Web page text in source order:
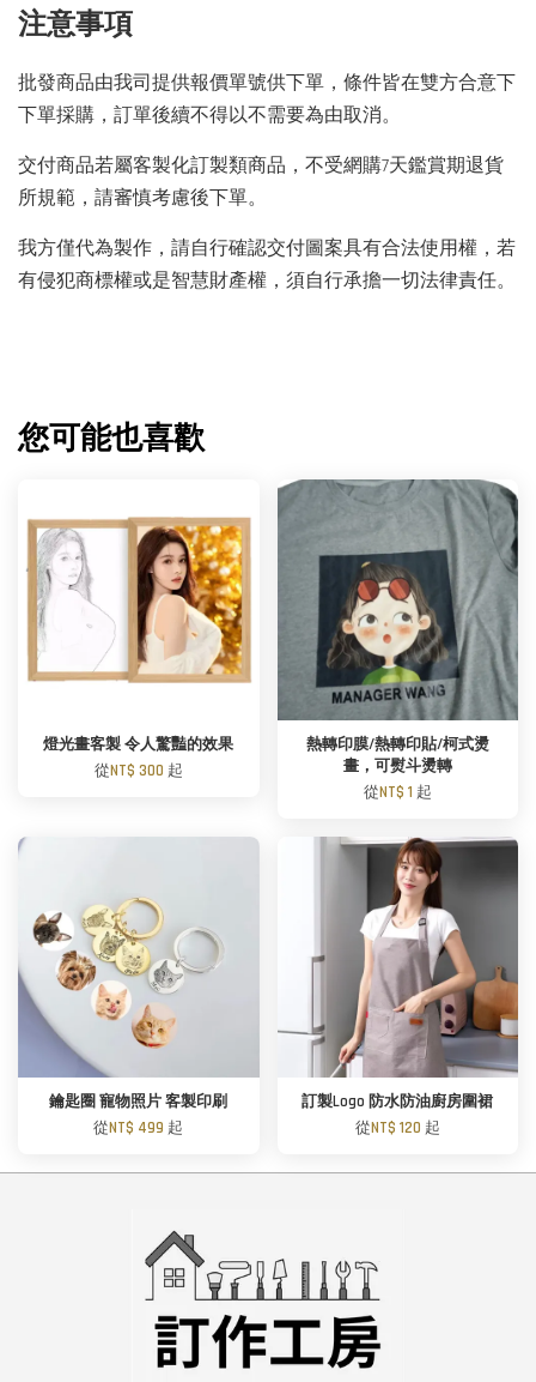
注意事項
批發商品由我司提供報價單號供下單，條件皆在雙方合意下
下單採購，訂單後續不得以不需要為由取消。
交付商品若屬客製化訂製類商品，不受網購7天鑑賞期退貨
所規範，請審慎考慮後下單。
我方僅代為製作，請自行確認交付圖案具有合法使用權，若
有侵犯商標權或是智慧財產權，須自行承擔一切法律責任。
您可能也喜歡
燈光畫客製 令人驚豔的效果
從NT$ 300 起
熱轉印膜/熱轉印貼/柯式燙
畫，可熨斗燙轉
從NT$ 1 起
鑰匙圈 寵物照片 客製印刷
從NT$ 499 起
訂製Logo 防水防油廚房圍裙
從NT$ 120 起